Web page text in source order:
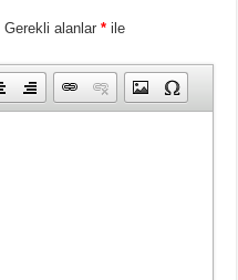
Gerekli alanlar* ile